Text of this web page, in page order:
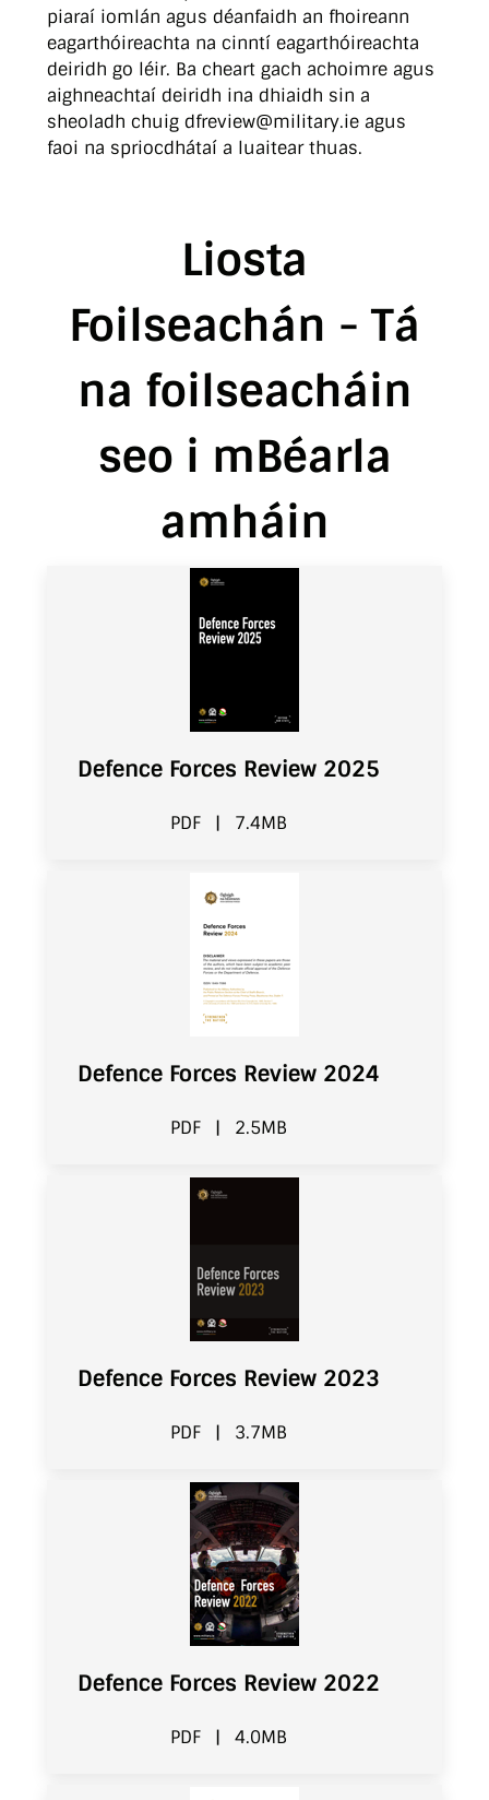
piaraí iomlán agus déanfaidh an fhoireann
eagarthóireachta na cinntí eagarthóireachta
deiridh go léir. Ba cheart gach achoimre agus
aighneachtaí deiridh ina dhiaidh sin a
sheoladh chuig dfreview@military.ie agus
faoi na spriocdhátaí a luaitear thuas.
Liosta
Foilseachán - Tá
na foilseacháin
seo i mBéarla
amháin
Defence Forces Review 2025
PDF | 7.4MB
Defence Forces Review 2024
PDF | 2.5MB
Defence Forces Review 2023
PDF | 3.7MB
Defence Forces Review 2022
PDF | 4.0MB